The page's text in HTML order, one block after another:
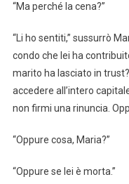
“Ma perché la cena?”
“Li ho sentiti,” sussurrò
condo che lei ha
marito ha lasciato in
accedere all’intero
non firmi una rinuncia.
“Oppure cosa, Maria?”
“Oppure se lei è morta.”